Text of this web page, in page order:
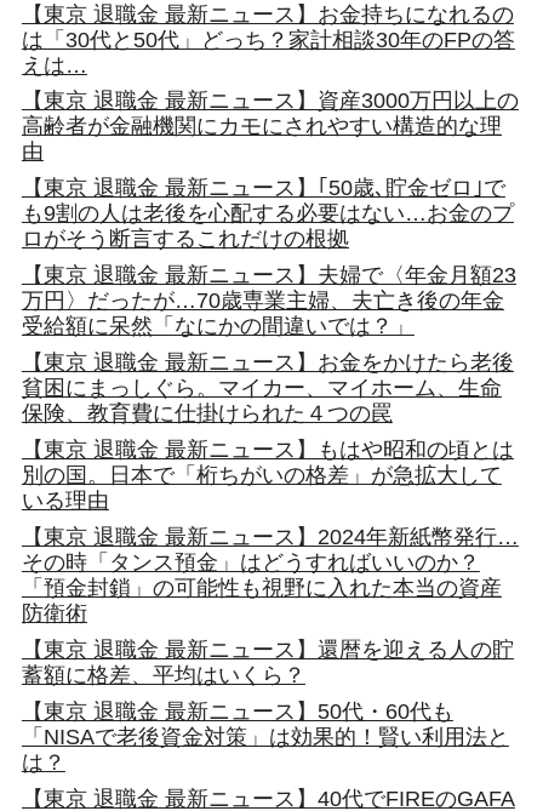
【東京 退職金 最新ニュース】お金持ちになれるの
は「30代と50代」どっち？家計相談30年のFPの答
えは…
【東京 退職金 最新ニュース】資産3000万円以上の
高齢者が金融機関にカモにされやすい構造的な理
由
【東京 退職金 最新ニュース】｢50歳､貯金ゼロ｣で
も9割の人は老後を心配する必要はない…お金のプ
ロがそう断言するこれだけの根拠
【東京 退職金 最新ニュース】夫婦で〈年金月額23
万円〉だったが…70歳専業主婦、夫亡き後の年金
受給額に呆然「なにかの間違いでは？」
【東京 退職金 最新ニュース】お金をかけたら老後
貧困にまっしぐら。マイカー、マイホーム、生命
保険、教育費に仕掛けられた４つの罠
【東京 退職金 最新ニュース】もはや昭和の頃とは
別の国。日本で「桁ちがいの格差」が急拡大して
いる理由
【東京 退職金 最新ニュース】2024年新紙幣発行…
その時「タンス預金」はどうすればいいのか？
「預金封鎖」の可能性も視野に入れた本当の資産
防衛術
【東京 退職金 最新ニュース】還暦を迎える人の貯
蓄額に格差、平均はいくら？
【東京 退職金 最新ニュース】50代・60代も
「NISAで老後資金対策」は効果的！賢い利用法と
は？
【東京 退職金 最新ニュース】40代でFIREのGAFA